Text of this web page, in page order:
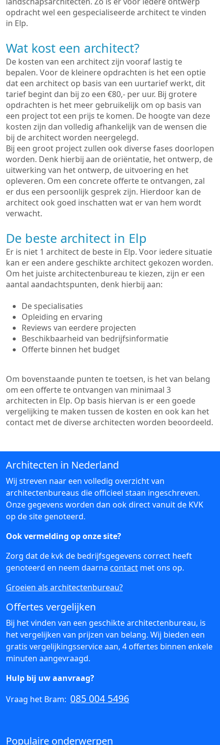
opdracht wel een gespecialiseerde architect te vinden
in Elp.
Wat kost een architect?
De kosten van een architect zijn vooraf lastig te
bepalen. Voor de kleinere opdrachten is het een optie
dat een architect op basis van een uurtarief werkt, dit
tarief begint dan bij zo een €80,- per uur. Bij grotere
opdrachten is het meer gebruikelijk om op basis van
een project tot een prijs te komen. De hoogte van deze
kosten zijn dan volledig afhankelijk van de wensen die
bij de architect worden neergelegd.
Bij een groot project zullen ook diverse fases doorlopen
worden. Denk hierbij aan de oriëntatie, het ontwerp, de
uitwerking van het ontwerp, de uitvoering en het
opleveren. Om een concrete offerte te ontvangen, zal
er dus een persoonlijk gesprek zijn. Hierdoor kan de
architect ook goed inschatten wat er van hem wordt
verwacht.
De beste architect in Elp
Er is niet 1 architect de beste in Elp. Voor iedere situatie
kan er een andere geschikte architect gekozen worden.
Om het juiste architectenbureau te kiezen, zijn er een
aantal aandachtspunten, denk hierbij aan:
De specialisaties
Opleiding en ervaring
Reviews van eerdere projecten
Beschikbaarheid van bedrijfsinformatie
Offerte binnen het budget
Om bovenstaande punten te toetsen, is het van belang
om een offerte te ontvangen van minimaal 3
architecten in Elp. Op basis hiervan is er een goede
vergelijking te maken tussen de kosten en ook kan het
contact met de diverse architecten worden beoordeeld.
Architecten in Nederland
Wij streven naar een volledig overzicht van
architectenbureaus die officieel staan ingeschreven.
Onze gegevens worden dan ook direct vanuit de KVK
op de site genoteerd.
Ook vermelding op onze site?
Zorg dat de kvk de bedrijfsgegevens correct heeft
genoteerd en neem daarna contact met ons op.
Groeien als architectenbureau?
Offertes vergelijken
Bij het vinden van een geschikte architectenbureau, is
het vergelijken van prijzen van belang. Wij bieden een
gratis vergelijkingsservice aan, 4 offertes binnen enkele
minuten aangevraagd.
Hulp bij uw aanvraag?
Vraag het Bram: 085 004 5496
Populaire onderwerpen